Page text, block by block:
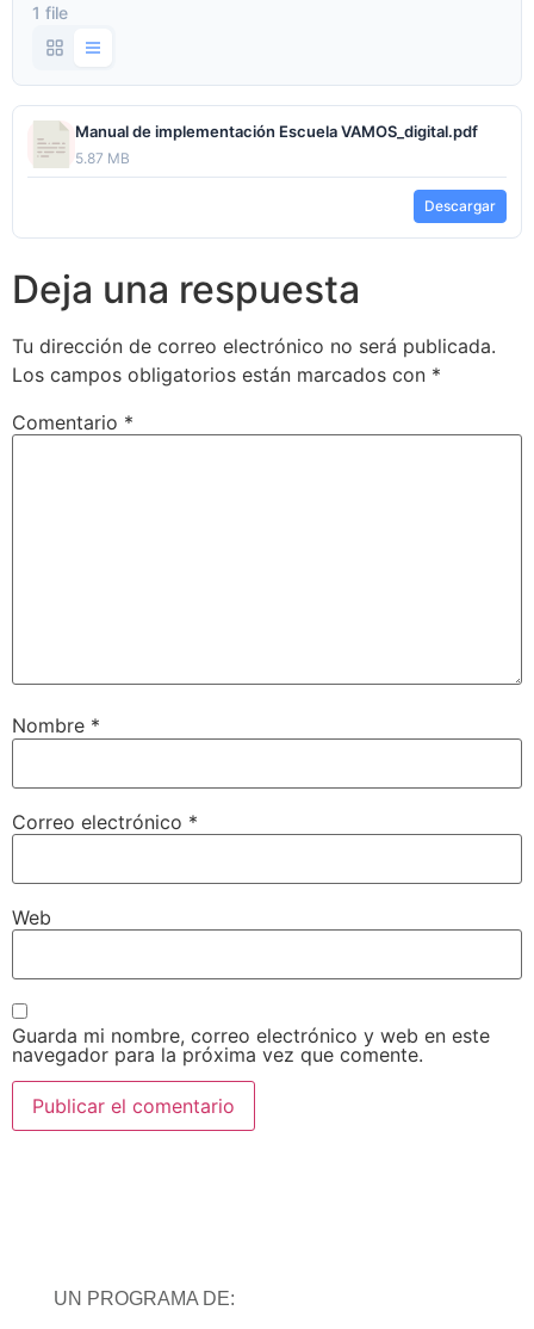
1 file
Manual de implementación Escuela VAMOS_digital.pdf
5.87 MB
Descargar
Deja una respuesta
Tu dirección de correo electrónico no será publicada.
Los campos obligatorios están marcados con *
Comentario *
Nombre *
Correo electrónico *
Web
Guarda mi nombre, correo electrónico y web en este
navegador para la próxima vez que comente.
UN PROGRAMA DE: